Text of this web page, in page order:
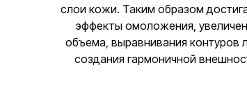
слои кожи. Таким образом
эффекты омоложения,
объема, выравнивания контуров
создания гармоничной